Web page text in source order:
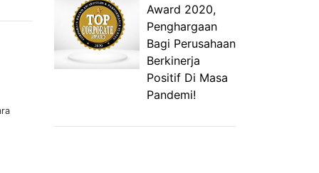
Award 2020,
Penghargaan
Bagi Perusahaan
Berkinerja
Positif Di Masa
Pandemi!